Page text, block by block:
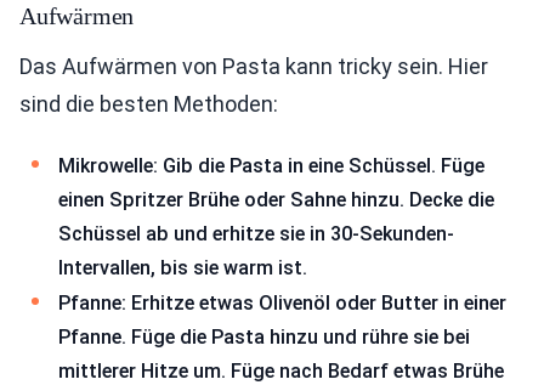
Aufwärmen
Das Aufwärmen von Pasta kann tricky sein. Hier
sind die besten Methoden:
Mikrowelle: Gib die Pasta in eine Schüssel. Füge
einen Spritzer Brühe oder Sahne hinzu. Decke die
Schüssel ab und erhitze sie in 30-Sekunden-
Intervallen, bis sie warm ist.
Pfanne: Erhitze etwas Olivenöl oder Butter in einer
Pfanne. Füge die Pasta hinzu und rühre sie bei
mittlerer Hitze um. Füge nach Bedarf etwas Brühe